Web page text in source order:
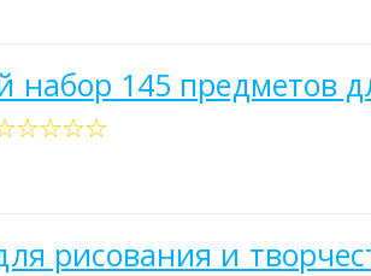
набор 145 предметов
рисования и